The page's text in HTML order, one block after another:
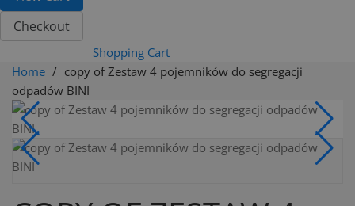
Checkout
Shopping Cart
Home
copy of Zestaw 4 pojemników do segregacji
odpadów BINI